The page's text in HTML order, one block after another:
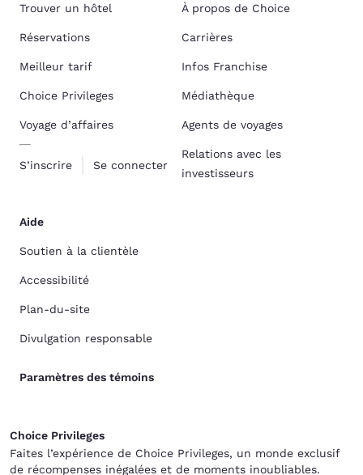
Trouver un hôtel
Réservations
Meilleur tarif
Choice Privileges
Voyage d’affaires
S’inscrire Se connecter
À propos de Choice
Carrières
Infos Franchise
Médiathèque
Agents de voyages
Relations avec les
investisseurs
Aide
Soutien à la clientèle
Accessibilité
Plan-du-site
Divulgation responsable
Paramètres des témoins
Choice Privileges
Faites l’expérience de Choice Privileges, un monde exclusif
de récompenses inégalées et de moments inoubliables.